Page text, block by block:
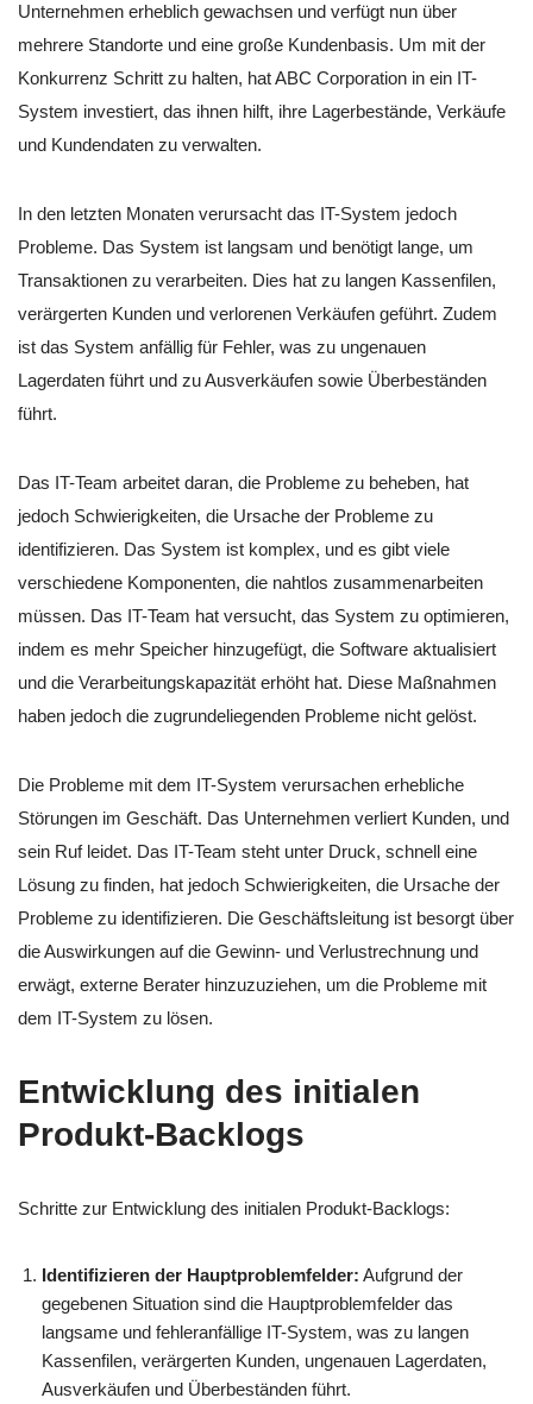
Unternehmen erheblich gewachsen und verfügt nun über
mehrere Standorte und eine große Kundenbasis. Um mit der
Konkurrenz Schritt zu halten, hat ABC Corporation in ein IT-
System investiert, das ihnen hilft, ihre Lagerbestände, Verkäufe
und Kundendaten zu verwalten.
In den letzten Monaten verursacht das IT-System jedoch
Probleme. Das System ist langsam und benötigt lange, um
Transaktionen zu verarbeiten. Dies hat zu langen Kassenfilen,
verärgerten Kunden und verlorenen Verkäufen geführt. Zudem
ist das System anfällig für Fehler, was zu ungenauen
Lagerdaten führt und zu Ausverkäufen sowie Überbeständen
führt.
Das IT-Team arbeitet daran, die Probleme zu beheben, hat
jedoch Schwierigkeiten, die Ursache der Probleme zu
identifizieren. Das System ist komplex, und es gibt viele
verschiedene Komponenten, die nahtlos zusammenarbeiten
müssen. Das IT-Team hat versucht, das System zu optimieren,
indem es mehr Speicher hinzugefügt, die Software aktualisiert
und die Verarbeitungskapazität erhöht hat. Diese Maßnahmen
haben jedoch die zugrundeliegenden Probleme nicht gelöst.
Die Probleme mit dem IT-System verursachen erhebliche
Störungen im Geschäft. Das Unternehmen verliert Kunden, und
sein Ruf leidet. Das IT-Team steht unter Druck, schnell eine
Lösung zu finden, hat jedoch Schwierigkeiten, die Ursache der
Probleme zu identifizieren. Die Geschäftsleitung ist besorgt über
die Auswirkungen auf die Gewinn- und Verlustrechnung und
erwägt, externe Berater hinzuzuziehen, um die Probleme mit
dem IT-System zu lösen.
Entwicklung des initialen
Produkt-Backlogs
Schritte zur Entwicklung des initialen Produkt-Backlogs:
Identifizieren der Hauptproblemfelder: Aufgrund der
gegebenen Situation sind die Hauptproblemfelder das
langsame und fehleranfällige IT-System, was zu langen
Kassenfilen, verärgerten Kunden, ungenauen Lagerdaten,
Ausverkäufen und Überbeständen führt.